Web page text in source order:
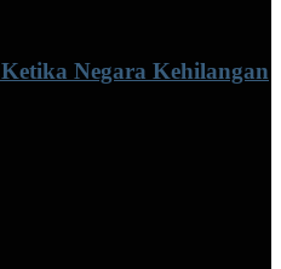
Negara Kehilangan